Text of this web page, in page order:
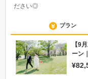
ださい◎
プラン
【9
ーン